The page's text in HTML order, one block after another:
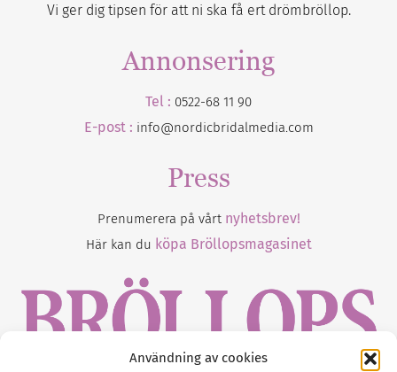
Användning av cookies
Vi ger dig tipsen för att ni ska få ert drömbröllop.
Annonsering
Tel : 0522-68 11 90
E-post : info@nordicbridalmedia.com
Press
Prenumerera på vårt nyhetsbrev!
Här kan du köpa Bröllopsmagasinet